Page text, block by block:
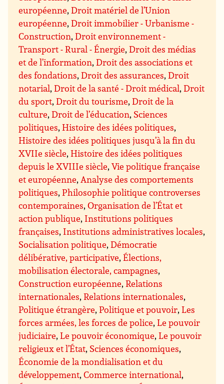
européenne,Droit matériel de l’Union
européenne,Droit immobilier - Urbanisme -
Construction,Droit environnement -
Transport - Rural - Énergie,Droit des médias
et de l’information,Droit des associations et
des fondations,Droit des assurances,Droit
notarial,Droit de la santé - Droit médical,Droit
du sport,Droit du tourisme,Droit de la
culture,Droit de l’éducation, Sciences
politiques,Histoire des idées politiques,
Histoire des idées politiques jusqu’à la fin du
XVIIe siècle,Histoire des idées politiques
depuis le XVIIIe siècle,Vie politique française
et européenne, Analyse des comportements
politiques,Philosophie politique controverses
contemporaines,Organisation de l’État et
action publique, Institutions politiques
françaises, Institutions administratives locales,
Socialisation politique,Démocratie
délibérative, participative,Élections,
mobilisation électorale, campagnes,
Construction européenne,Relations
internationales,Relations internationales,
Politique étrangère,Politique et pouvoir,Les
forces armées, les forces de police,Le pouvoir
judiciaire,Le pouvoir économique,Le pouvoir
religieux et l’État, Sciences économiques,
Économie de la mondialisation et du
développement,Commerce international,